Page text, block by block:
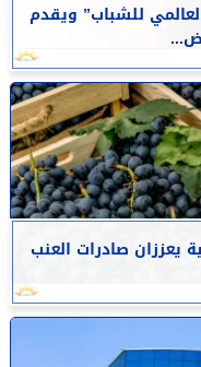
للشباب” ويقدم
يعززان صادرات العنب